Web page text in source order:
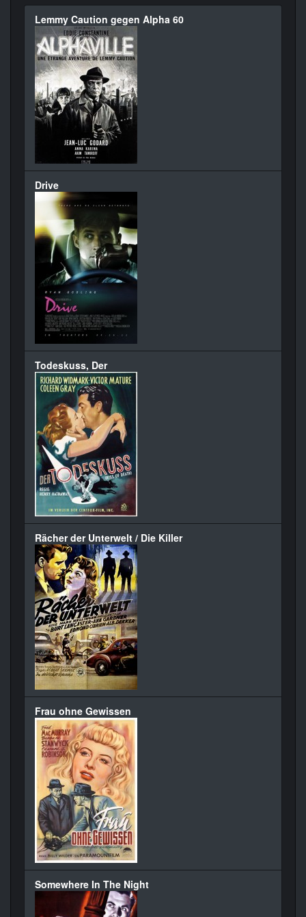
Lemmy Caution gegen Alpha 60
Drive
Todeskuss, Der
Rächer der Unterwelt / Die Killer
Frau ohne Gewissen
Somewhere In The Night